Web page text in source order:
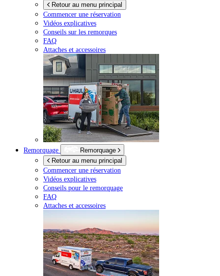
Retour au menu principal
Commencer une réservation
Vidéos explicatives
Conseils sur les remorques
FAQ
Attaches et accessoires
Remorquage
Remorquage
Retour au menu principal
Commencer une réservation
Vidéos explicatives
Conseils pour le remorquage
FAQ
Attaches et accessoires